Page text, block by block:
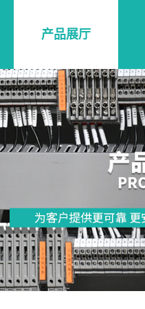
产品展厅